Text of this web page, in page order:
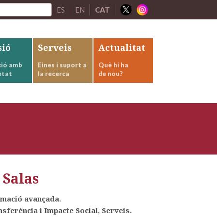
ES EN CAT
amb
Serveis
Eines i suport a
la recerca
Actualitat
Què hi ha
de nou?
avançada.
i Impacte Social, Serveis.